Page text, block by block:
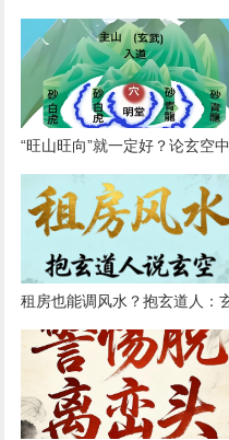
错在哪？简论“地理真北”与“磁北
方向”
“旺山旺向”就一定好？论玄空中
的“形理互参”原则
租房也能调风水？抱玄道人：
空简易布局法（无需动土）